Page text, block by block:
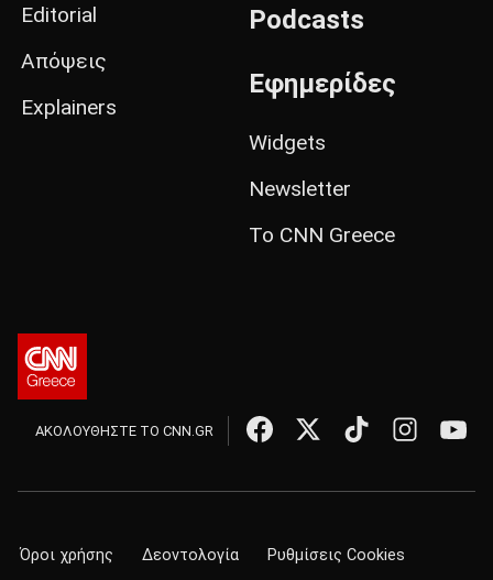
Editorial
Απόψεις
Explainers
Podcasts
Εφημερίδες
Widgets
Newsletter
Το CNN Greece
ΑΚΟΛΟΥΘΗΣΤΕ ΤΟ CNN.GR
Όροι χρήσης Δεοντολογία Ρυθμίσεις Cookies